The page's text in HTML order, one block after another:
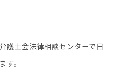
士会法律相談センターで日
。